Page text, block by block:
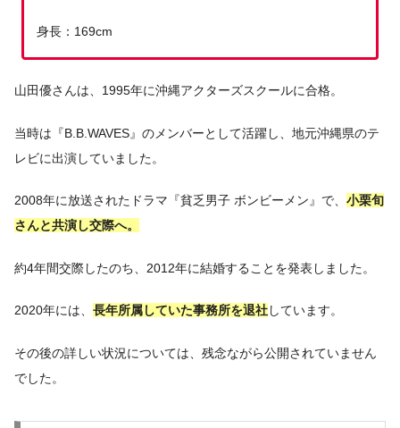
身長：169cm
山田優さんは、1995年に沖縄アクターズスクールに合格。
当時は『B.B.WAVES』のメンバーとして活躍し、地元沖縄県のテ
レビに出演していました。
2008年に放送されたドラマ『貧乏男子 ボンビーメン』で、 小栗旬
さんと共演し交際へ。
約4年間交際したのち、2012年に結婚することを発表しました。
2020年には、 長年所属していた事務所を退社しています。
その後の詳しい状況については、残念ながら公開されていません
でした。